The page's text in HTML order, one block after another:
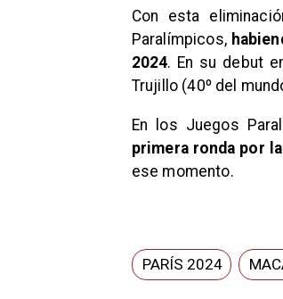
Con esta
Paralímpicos,
2024. En su debut
Trujillo (40º del
En los Juegos
primera ronda por
ese momento.
PARÍS 2024